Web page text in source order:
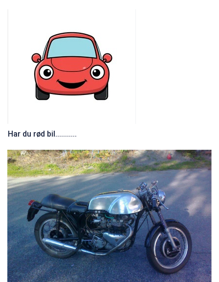
Har du rød bil...........